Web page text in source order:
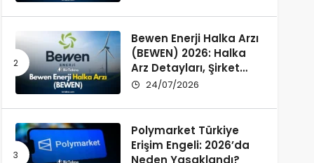
Bewen Enerji Halka Arzı
(BEWEN) 2026: Halka
Arz Detayları, Şirket
Profili ve Fon Kullanımı
24/07/2026
Polymarket Türkiye
Erişim Engeli: 2026’da
Neden Yasaklandı?